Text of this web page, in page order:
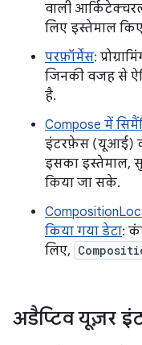
वाली
लिए इस्तेमाल
परफ़ॉर्मेंस:
जिनकी वजह से
है.
Compose में
इंटरफ़ेस (यूआई)
इसका इस्तेमाल,
किया जा सके.
किया गया डेटा:
लिए,
अडैप्टिव यूज़र